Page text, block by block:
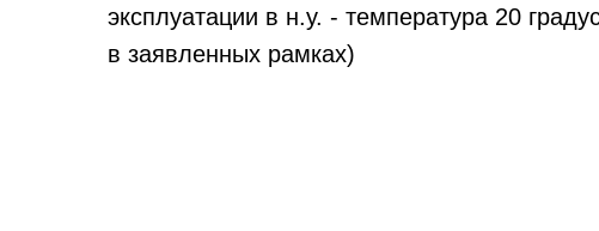
эксплуатации в н.у. - температура 20
в заявленных рамках)